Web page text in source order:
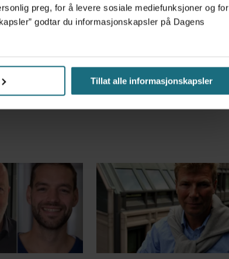
preg, for å levere sosiale mediefunksjoner og for
godtar du informasjonskapsler på Dagens
Tillat alle informasjonskapsler
drukket 25 vodka Red Bull